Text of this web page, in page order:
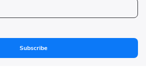
Subscribe